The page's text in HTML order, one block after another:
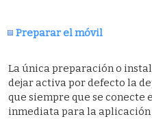
Preparar el móvil
La única preparación o
dejar activa por defecto la
que siempre que se conecte
inmediata para la aplicación